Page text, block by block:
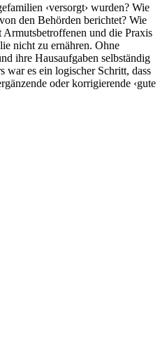
‹versorgt› wurden? Wie
den Behörden berichtet? Wie
und die Praxis
nicht zu ernähren. Ohne
ihre Hausaufgaben selbständig
war es ein logischer Schritt, dass
oder korrigierende ‹gute